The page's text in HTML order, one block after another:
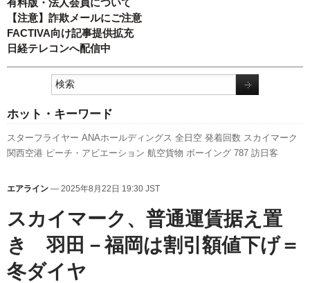
有料版・法人会員について
【注意】詐欺メールにご注意
FACTIVA向け記事提供拡充
日経テレコンへ配信中
ホット・キーワード
スターフライヤー ANAホールディングス 全日空 発着回数 スカイマーク
関西空港 ピーチ・アビエーション 航空貨物 ボーイング 787 訪日客
省 成田空港 実績 羽田空港 旅客数 セントレア
型コロナウイルス
エアライン — 2025年8月22日 19:30 JST
スカイマーク、普通運賃据え置
き 羽田－福岡は割引額値下げ＝
冬ダイヤ